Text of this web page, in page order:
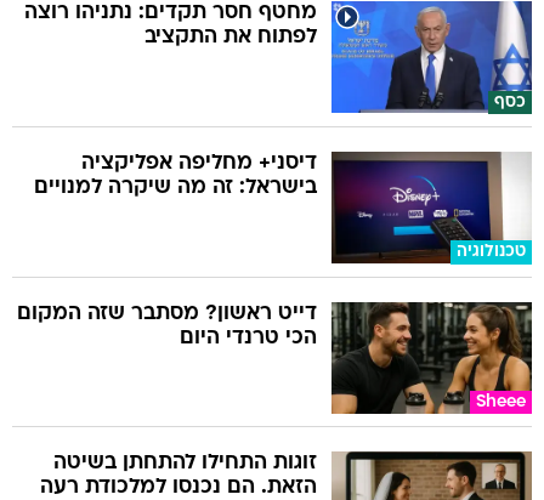
כסף
מחטף חסר תקדים: נתניהו רוצה
לפתוח את התקציב
טכנולוגיה
דיסני+ מחליפה אפליקציה
בישראל: זה מה שיקרה למנויים
Sheee
דייט ראשון? מסתבר שזה המקום
הכי טרנדי היום
זוגות התחילו להתחתן בשיטה
הזאת. הם נכנסו למלכודת רעה